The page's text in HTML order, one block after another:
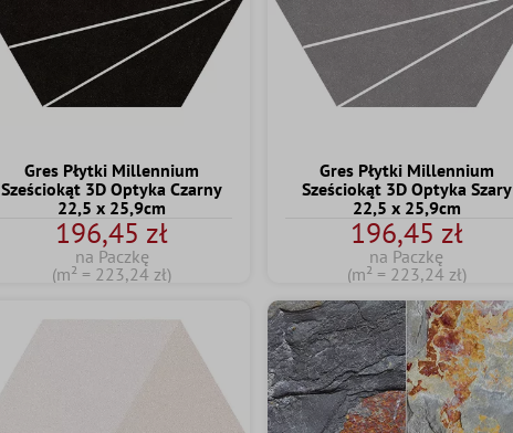
Gres Płytki Millennium
Sześciokąt 3D Optyka Czarny
22,5 x 25,9cm
196,45 zł
na Paczkę
(m² = 223,24 zł)
Gres Płytki Millennium
Sześciokąt 3D Optyka Szary
22,5 x 25,9cm
196,45 zł
na Paczkę
(m² = 223,24 zł)